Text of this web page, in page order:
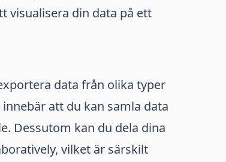
visualisera din data på ett
data från olika typer
innebär att du kan samla data
Dessutom kan du dela dina
vilket är särskilt